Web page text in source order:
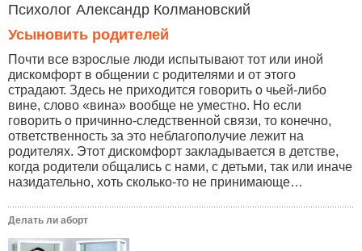
Психолог Александр Колмановский
Усыновить родителей
Почти все взрослые люди испытывают тот или иной
дискомфорт в общении с родителями и от этого
страдают. Здесь не приходится говорить о чьей-либо
вине, слово «вина» вообще не уместно. Но если
говорить о причинно-следственной связи, то конечно,
ответственность за это неблагополучие лежит на
родителях. Этот дискомфорт закладывается в детстве,
когда родители общались с нами, с детьми, так или иначе
назидательно, хоть сколько-то не принимающе…
Делать ли аборт